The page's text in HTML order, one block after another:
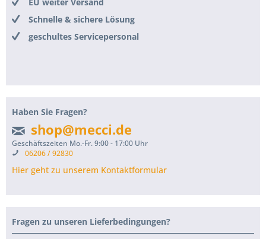
Schnelle & sichere Lösung
geschultes Servicepersonal
Haben Sie Fragen?
shop@mecci.de
Geschäftszeiten Mo.-Fr. 9:00 - 17:00 Uhr
06206 / 92830
Hier geht zu unserem Kontaktformular
Fragen zu unseren Lieferbedingungen?